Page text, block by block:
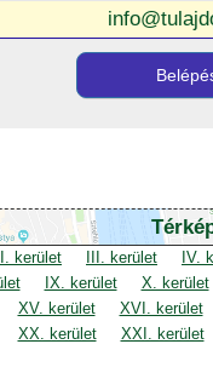
II. kerület III. kerület IV.
IX. kerület X. kerület
XV. kerület XVI. kerület
XX. kerület
XXI. kerület